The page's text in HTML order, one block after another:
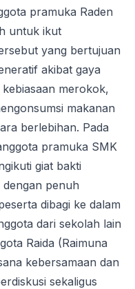
pramuka Raden
untuk ikut
yang bertujuan
akibat gaya
merokok,
makanan
berlebihan. Pada
pramuka SMK
giat bakti
dengan penuh
dibagi ke dalam
dari sekolah lain
Raida (Raimuna
kebersamaan dan
sekaligus